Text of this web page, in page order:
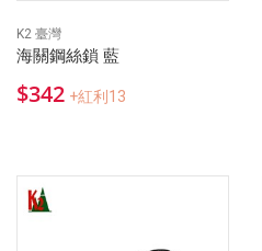
K2 臺灣
海關鋼絲鎖 藍
$342 +紅利13